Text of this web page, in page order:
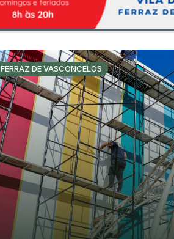
FERRAZ DE VASCONCELOS